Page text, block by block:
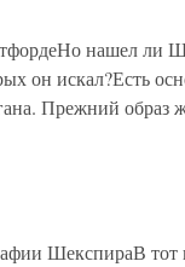
нашел ли
он искал?Есть
Прежний образ
ШекспираВ тот